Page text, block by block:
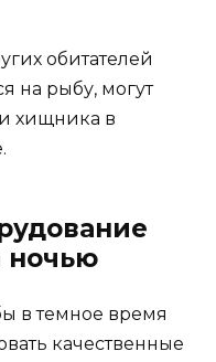
обитателей
на рыбу, могут
хищника в
ночью
в темное время
качественные